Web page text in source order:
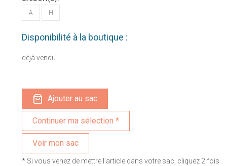
A H
Disponibilité à la boutique :
déjà vendu
Ajouter au sac
Voir mon sac
* Si vous venez de mettre l'article dans votre sac, cliquez 2 fois